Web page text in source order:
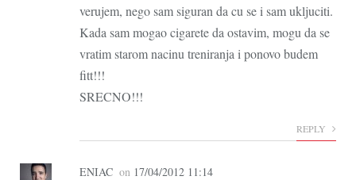
verujem, nego sam siguran da cu se i sam ukljuciti.
Kada sam mogao cigarete da ostavim, mogu da se
vratim starom nacinu treniranja i ponovo budem
fitt!!!
SRECNO!!!
REPLY
ENIAC on 17/04/2012 11:14